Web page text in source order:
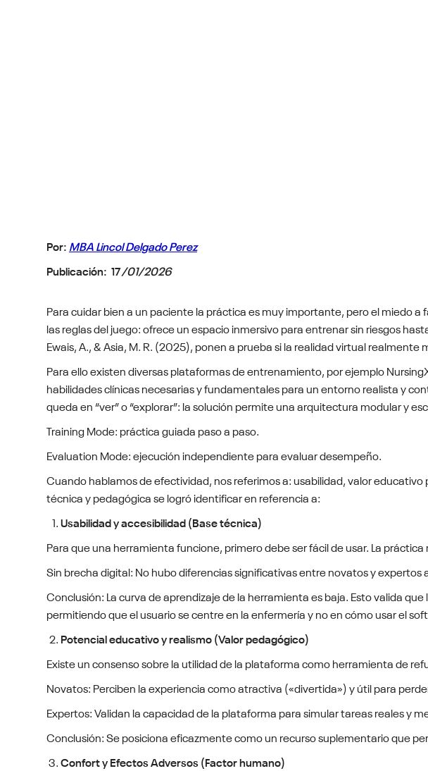
Por: MBA Lincol Delgado Perez
Publicación: 17/01/2026
Para cuidar bien a un paciente la práctica es muy importante, pero el miedo
las reglas del juego: ofrece un espacio inmersivo para entrenar sin riesgos
Ewais, A., & Asia, M. R. (2025), ponen a prueba si la realidad virtual realmente
Para ello existen diversas plataformas de entrenamiento, por ejemplo
habilidades clínicas necesarias y fundamentales para un entorno realista y
queda en “ver” o “explorar”: la solución permite una arquitectura modular y
Training Mode: práctica guiada paso a paso.
Evaluation Mode: ejecución independiente para evaluar desempeño.
Cuando hablamos de efectividad, nos referimos a: usabilidad, valor
técnica y pedagógica se logró identificar en referencia a:
Usabilidad y accesibilidad (Base técnica)
Para que una herramienta funcione, primero debe ser fácil de usar. La
Sin brecha digital: No hubo diferencias significativas entre novatos y
Conclusión: La curva de aprendizaje de la herramienta es baja. Esto valida
permitiendo que el usuario se centre en la enfermería y no en cómo usar el
Potencial educativo y realismo (Valor pedagógico)
Existe un consenso sobre la utilidad de la plataforma como herramienta de
Novatos: Perciben la experiencia como atractiva («divertida») y útil para
Expertos: Validan la capacidad de la plataforma para simular tareas reales y
Conclusión: Se posiciona eficazmente como un recurso suplementario que
Confort y Efectos Adversos (Factor humano)